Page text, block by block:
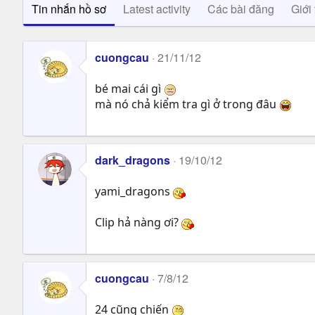
Tin nhắn hồ sơ Latest activity Các bài đăng Giới
cuongcau 21/11/12
bé mai cái gì
mà nó chả kiểm tra gì ở trong đâu
dark_dragons 19/10/12
yami_dragons
Clip hả nàng ơi?
cuongcau 7/8/12
24 cũng chiến